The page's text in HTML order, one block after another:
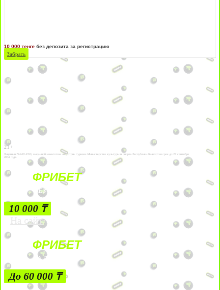
10 000 тенге без депозита за регистрацию
Забрать
21+
Лицензии №24514359, выданной комитетом индустрии туризма Министерства культуры и спорта Республики Казахстан срок до 27 сентября
2034 года.
ФРИБЕТ
БЕЗ УСЛОВИЙ
10 000 ₸
На сайт
ФРИБЕТ
ЗА ДЕПОЗИТЫ
До 60 000 ₸